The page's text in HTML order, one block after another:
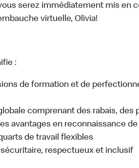
serez immédiatement mis en
virtuelle, Olivia!
:
de formation et de
comprenant des rabais, des
avantages en reconnaissance
de travail flexibles
respectueux et inclusif